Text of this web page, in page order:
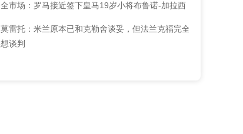
全市场：罗马接近签下皇马19岁小将布鲁诺-加拉西
莫雷托：米兰原本已和克勒舍谈妥，但法兰克福完全不
想谈判